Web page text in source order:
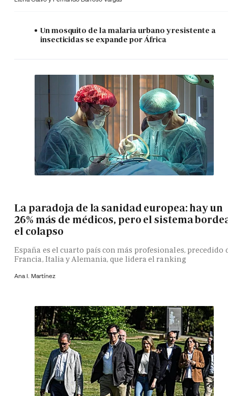
Un mosquito de la malaria urbano y resistente a
insecticidas se expande por África
La paradoja de la sanidad europea: hay un
26% más de médicos, pero el sistema
el colapso
España es el cuarto país con más profesionales, precedido
Francia, Italia y Alemania, que lidera el ranking
Ana I. Martínez